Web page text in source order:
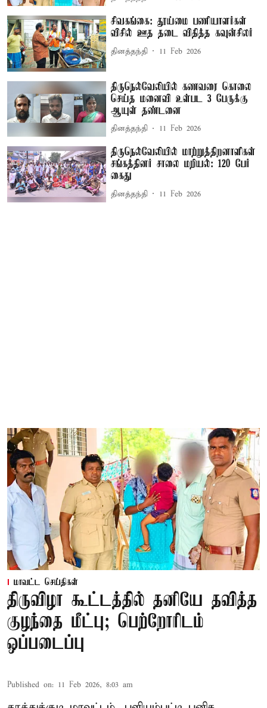
சிவகங்கை: தூய்மை பணியாளர்கள்
விசில் ஊத தடை விதித்த கவுன்சிலர்
தினத்தந்தி 11 Feb 2026
திருநெல்வேலியில் கணவரை கொலை
செய்த மனைவி உள்பட 3 பேருக்கு
ஆயுள் தண்டனை
தினத்தந்தி 11 Feb 2026
திருநெல்வேலியில் மாற்றுத்திறனாளிகள்
சங்கத்தினர் சாலை மறியல்: 120 பேர்
கைது
தினத்தந்தி 11 Feb 2026
மாவட்ட செய்திகள்
திருவிழா கூட்டத்தில் தனியே தவித்த
குழந்தை மீட்பு; பெற்றோரிடம்
ஒப்படைப்பு
Published on: 11 Feb 2026, 8:03 am